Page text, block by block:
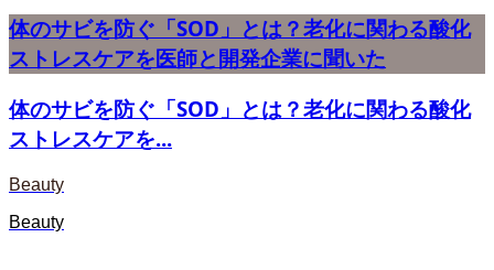
体のサビを防ぐ「SOD」とは？老化に関わる酸化
ストレスケアを医師と開発企業に聞いた
体のサビを防ぐ「SOD」とは？老化に関わる酸化
ストレスケアを...
Beauty
Beauty